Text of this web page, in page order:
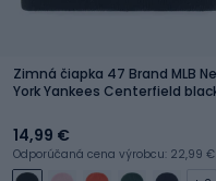
Zimná čiapka 47 Brand MLB
York Yankees Centerfield
14,99 €
Odporúčaná cena výrobcu: 22,99 €